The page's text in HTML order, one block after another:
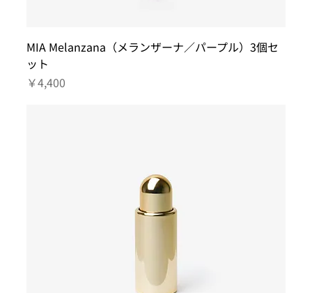
MIA Melanzana（メランザーナ／パープル）3個セ
ット
価格
￥4,400